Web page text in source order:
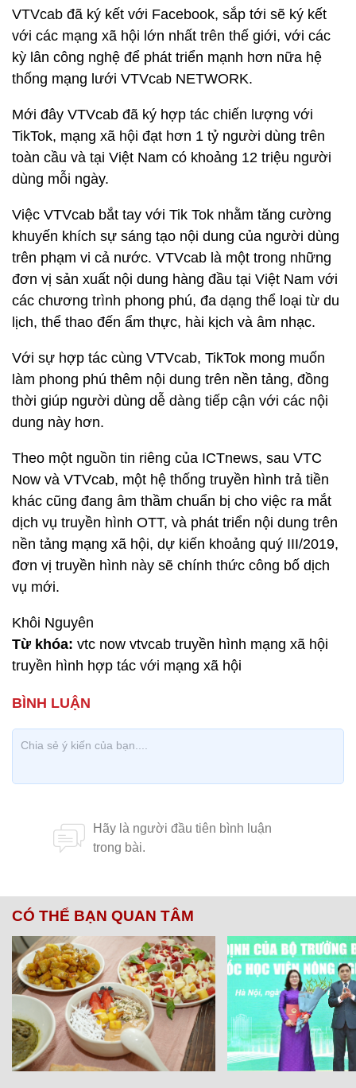
VTVcab đã ký kết với Facebook, sắp tới sẽ ký kết
với các mạng xã hội lớn nhất trên thế giới, với các
kỳ lân công nghệ để phát triển mạnh hơn nữa hệ
thống mạng lưới VTVcab NETWORK.
Mới đây VTVcab đã ký hợp tác chiến lượng với
TikTok, mạng xã hội đạt hơn 1 tỷ người dùng trên
toàn cầu và tại Việt Nam có khoảng 12 triệu người
dùng mỗi ngày.
Việc VTVcab bắt tay với Tik Tok nhằm tăng cường
khuyến khích sự sáng tạo nội dung của người dùng
trên phạm vi cả nước. VTVcab là một trong những
đơn vị sản xuất nội dung hàng đầu tại Việt Nam với
các chương trình phong phú, đa dạng thể loại từ du
lịch, thể thao đến ẩm thực, hài kịch và âm nhạc.
Với sự hợp tác cùng VTVcab, TikTok mong muốn
làm phong phú thêm nội dung trên nền tảng, đồng
thời giúp người dùng dễ dàng tiếp cận với các nội
dung này hơn.
Theo một nguồn tin riêng của ICTnews, sau VTC
Now và VTVcab, một hệ thống truyền hình trả tiền
khác cũng đang âm thầm chuẩn bị cho việc ra mắt
dịch vụ truyền hình OTT, và phát triển nội dung trên
nền tảng mạng xã hội, dự kiến khoảng quý III/2019,
đơn vị truyền hình này sẽ chính thức công bố dịch
vụ mới.
Khôi Nguyên
Từ khóa: vtc now vtvcab truyền hình mạng xã hội
truyền hình hợp tác với mạng xã hội
CÓ THỂ BẠN QUAN TÂM